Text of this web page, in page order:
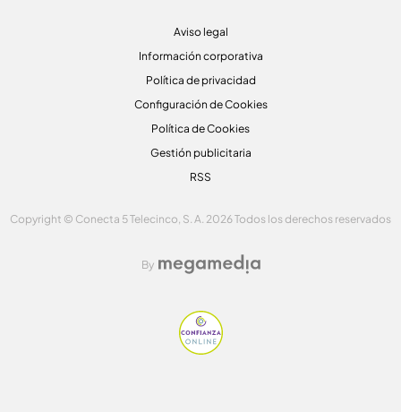
Aviso legal
Información corporativa
Política de privacidad
Configuración de Cookies
Política de Cookies
Gestión publicitaria
RSS
Copyright © Conecta 5 Telecinco, S. A. 2026 Todos los derechos reservados
By